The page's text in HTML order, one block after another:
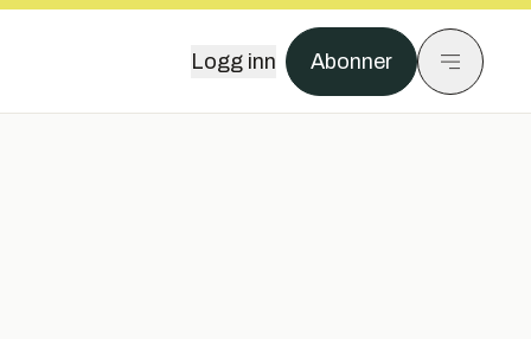
Logg inn Abonner